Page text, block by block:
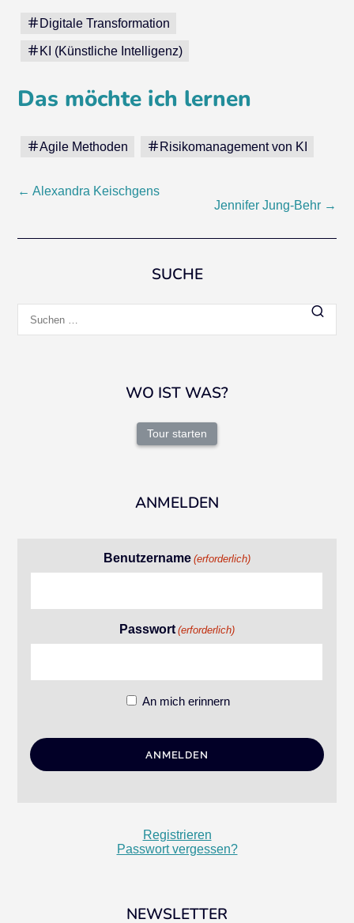
Digitale Transformation
KI (Künstliche Intelligenz)
Das möchte ich lernen
Agile Methoden Risikomanagement von KI
Beitragsnavigation
← Alexandra Keischgens
Jennifer Jung-Behr →
SUCHE
nach:
WO IST WAS?
Tour starten
ANMELDEN
Benutzername (erforderlich)
Passwort (erforderlich)
An mich erinnern
Registrieren
Passwort vergessen?
NEWSLETTER